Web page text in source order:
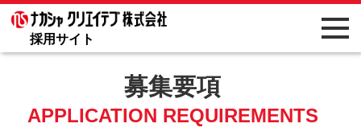
採用サイト
募集要項
APPLICATION REQUIREMENTS